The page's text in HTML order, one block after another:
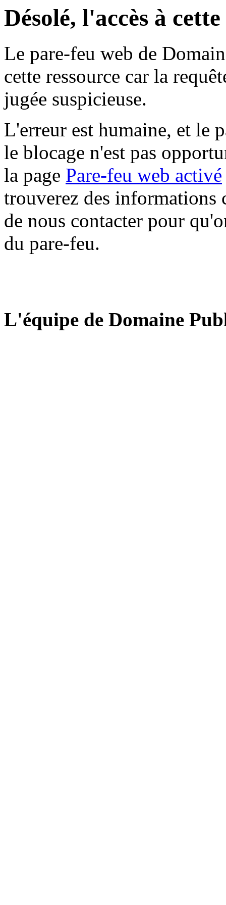
Désolé, l'accès à
Le pare-feu web de
cette ressource car la
jugée suspicieuse.
L'erreur est humaine, et le
le blocage n'est pas
la page Pare-feu web activé
trouverez des informations
de nous contacter pour
du pare-feu.
L'équipe de Domaine